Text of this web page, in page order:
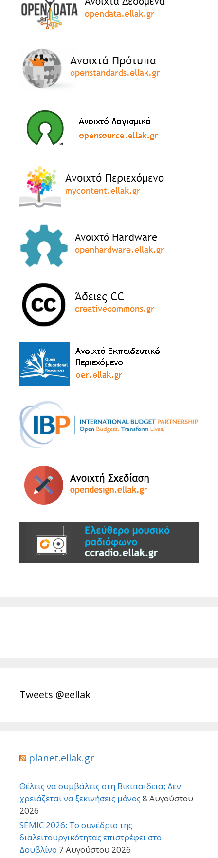
Tweets @eellak
planet.ellak.gr
Θέλεις να συμβάλεις στη Βικιπαίδεια; Δεν
χρειάζεται να ξεκινήσεις μόνος 8 Αυγούστου
2026
SEMIC 2026: Το συνέδριο της
διαλειτουργικότητας επιστρέφει στο
Δουβλίνο 7 Αυγούστου 2026